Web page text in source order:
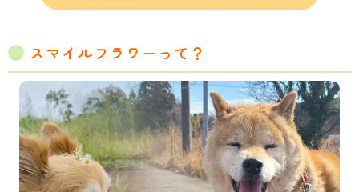
スマイルフラワーって？